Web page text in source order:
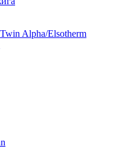
Alpha/Elsotherm